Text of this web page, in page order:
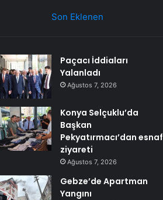
Son Eklenen
Paçacı İddiaları
Yalanladı
Ağustos 7, 2026
Konya Selçuklu’da
Başkan
Pekyatırmacı’dan esnaf
ziyareti
Ağustos 7, 2026
Gebze’de Apartman
Yangını